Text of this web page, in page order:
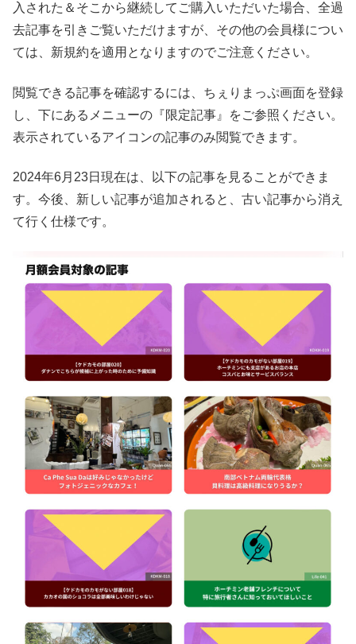
入された＆そこから継続してご購入いただいた場合、全過
去記事を引きご覧いただけますが、その他の会員様につい
ては、新規約を適用となりますのでご注意ください。
閲覧できる記事を確認するには、ちぇりまっぷ画面を登録
し、下にあるメニューの『限定記事』をご参照ください。
表示されているアイコンの記事のみ閲覧できます。
2024年6月23日現在は、以下の記事を見ることができま
す。今後、新しい記事が追加されると、古い記事から消え
て行く仕様です。